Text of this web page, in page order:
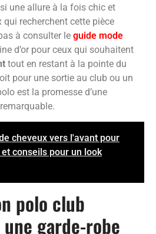
une allure à la fois chic et
recherchent cette pièce
à consulter le guide mode
d’or pour ceux qui souhaitent
tout en restant à la pointe du
pour une sortie au club ou un
est la promesse d’une
cheveux vers l'avant pour
conseils pour un look
polo club
garde-robe